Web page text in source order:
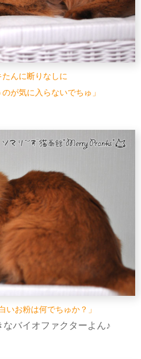
たんに断りなしに
が気に入らないでちゅ」
いお粉は何でちゅか？」
バイオファクターよん♪